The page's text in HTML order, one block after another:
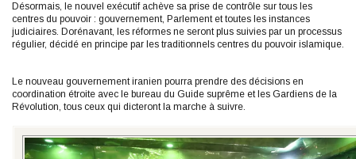
Désormais, le nouvel exécutif achève sa prise de contrôle sur tous les
centres du pouvoir : gouvernement, Parlement et toutes les instances
judiciaires. Dorénavant, les réformes ne seront plus suivies par un processus
régulier, décidé en principe par les traditionnels centres du pouvoir islamique.
Le nouveau gouvernement iranien pourra prendre des décisions en
coordination étroite avec le bureau du Guide suprême et les Gardiens de la
Révolution, tous ceux qui dicteront la marche à suivre.